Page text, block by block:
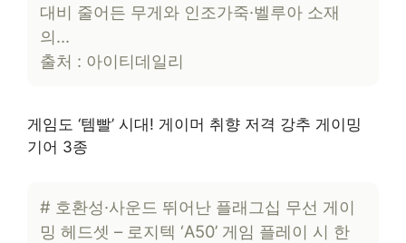
대비 줄어든 무게와 인조가죽·벨루아 소재
의…
출처 : 아이티데일리
게임도 ‘템빨’ 시대! 게이머 취향 저격 강추 게이밍
기어 3종
# 호환성·사운드 뛰어난 플래그십 무선 게이
밍 헤드셋 – 로지텍 ‘A50’ 게임 플레이 시 한